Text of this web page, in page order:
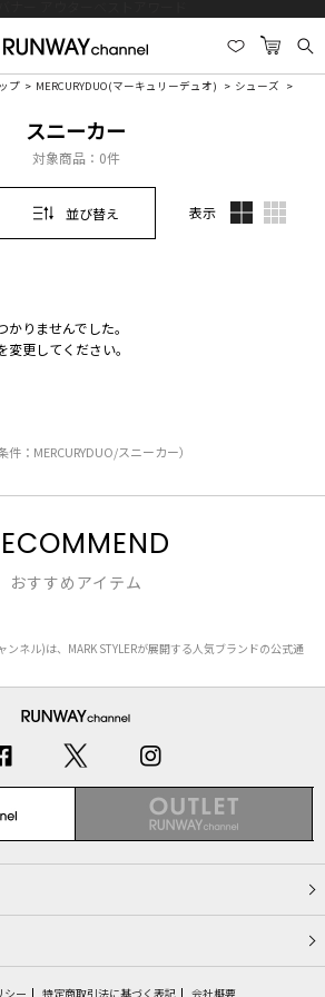
プ MERCURYDUO(マーキュリーデュオ) シューズ
スニーカー
対象商品： 0件
並び替え 表示
りませんでした。
更してください。
件：MERCURYDUO/スニーカー）
おすすめアイテム
ンネル)は、MARK STYLERが展開する人気ブランドの公式通
シー 特定商取引法に基づく表記 会社概要